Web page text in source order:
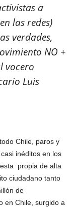
a
las redes)
verdades,
NO +
vocero
Luis
Chile, paros y
inéditos en los
propia de alta
ciudadano tanto
de
en Chile, surgido a